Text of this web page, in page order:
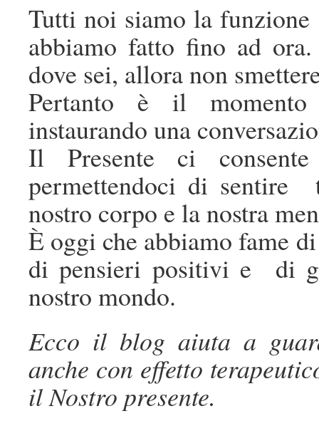
Tutti noi siamo la funzione
abbiamo fatto fino ad
dove sei, allora non
Pertanto è il
instaurando una
Il Presente ci
permettendoci di sentire
nostro corpo e la nostra
È oggi che abbiamo fame
di pensieri positivi e di
nostro mondo.
Ecco il blog aiuta a
anche con effetto
il Nostro presente.